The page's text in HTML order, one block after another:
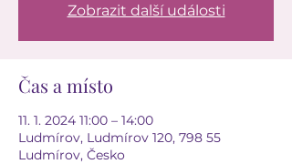
Zobrazit další události
Čas a místo
11. 1. 2024 11:00 – 14:00
Ludmírov, Ludmírov 120, 798 55
Ludmírov, Česko